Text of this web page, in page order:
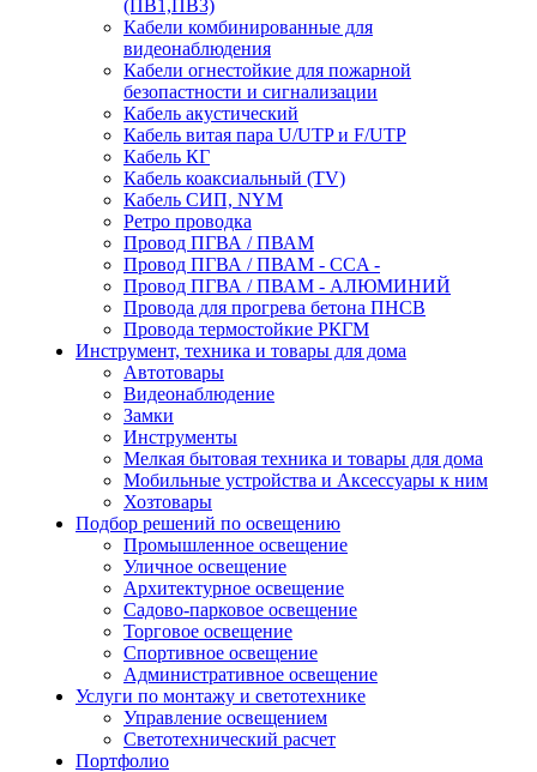
(ПВ1,ПВ3)
Кабели комбинированные для
видеонаблюдения
Кабели огнестойкие для пожарной
безопастности и сигнализации
Кабель акустический
Кабель витая пара U/UTP и F/UTP
Кабель КГ
Кабель коаксиальный (TV)
Кабель СИП, NYM
Ретро проводка
Провод ПГВА / ПВАМ
Провод ПГВА / ПВАМ - CCA -
Провод ПГВА / ПВАМ - АЛЮМИНИЙ
Провода для прогрева бетона ПНСВ
Провода термостойкие РКГМ
Инструмент, техника и товары для дома
Автотовары
Видеонаблюдение
Замки
Инструменты
Мелкая бытовая техника и товары для дома
Мобильные устройства и Аксессуары к ним
Хозтовары
Подбор решений по освещению
Промышленное освещение
Уличное освещение
Архитектурное освещение
Садово-парковое освещение
Торговое освещение
Спортивное освещение
Административное освещение
Услуги по монтажу и светотехнике
Управление освещением
Светотехнический расчет
Портфолио